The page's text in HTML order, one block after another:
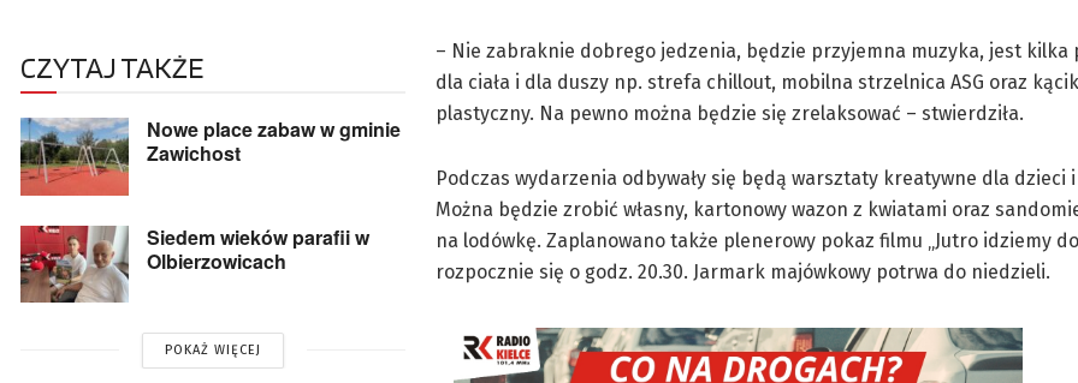
CZYTAJ TAKŻE
Nowe place zabaw w gminie
Zawichost
Siedem wieków parafii w
Olbierzowicach
POKAŻ WIĘCEJ
– Nie zabraknie dobrego jedzenia, będzie przyjemna muzyka, jest kilka
dla ciała i dla duszy np. strefa chillout, mobilna strzelnica ASG oraz
plastyczny. Na pewno można będzie się zrelaksować – stwierdziła.
Podczas wydarzenia odbywały się będą warsztaty kreatywne dla dzieci i
Można będzie zrobić własny, kartonowy wazon z kwiatami oraz
na lodówkę. Zaplanowano także plenerowy pokaz filmu „Jutro idziemy
rozpocznie się o godz. 20.30. Jarmark majówkowy potrwa do niedzieli.